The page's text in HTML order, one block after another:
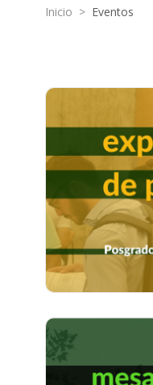
Inicio > Eventos